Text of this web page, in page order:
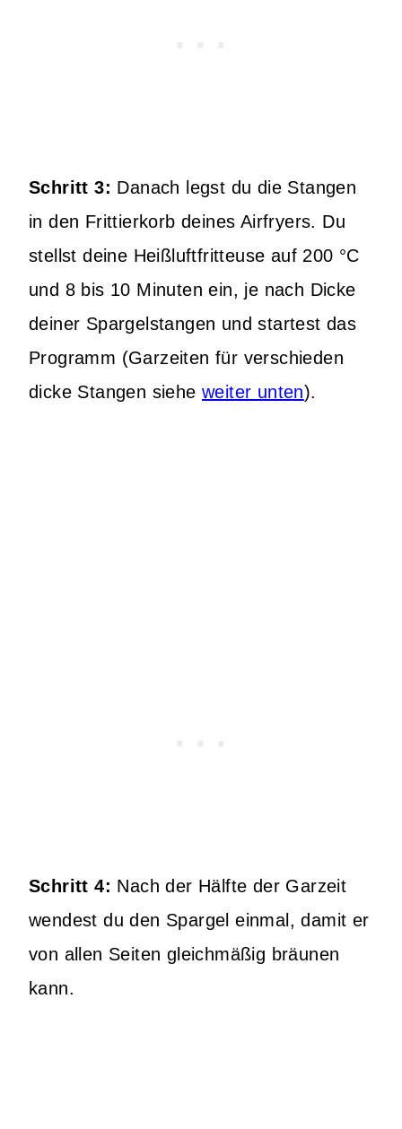
Schritt 3: Danach legst du die Stangen
in den Frittierkorb deines Airfryers. Du
stellst deine Heißluftfritteuse auf 200 °C
und 8 bis 10 Minuten ein, je nach Dicke
deiner Spargelstangen und startest das
Programm (Garzeiten für verschieden
dicke Stangen siehe weiter unten).
Schritt 4: Nach der Hälfte der Garzeit
wendest du den Spargel einmal, damit er
von allen Seiten gleichmäßig bräunen
kann.